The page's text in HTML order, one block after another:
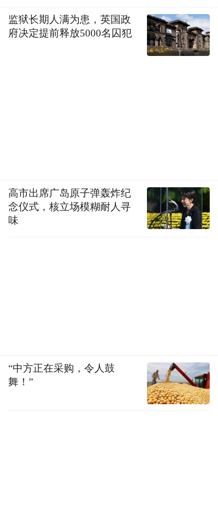
监狱长期人满为患，英国政
府决定提前释放5000名囚犯
高市出席广岛原子弹轰炸纪
念仪式，核立场模糊耐人寻
味
“中方正在采购，令人鼓
舞！”